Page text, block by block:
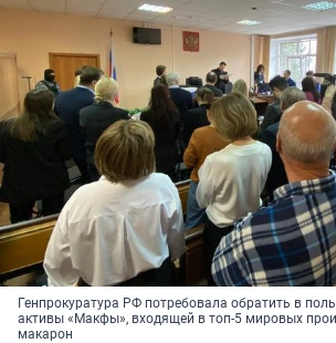
Генпрокуратура РФ потребовала обратить в
активы «Макфы», входящей в топ-5 мировых
макарон